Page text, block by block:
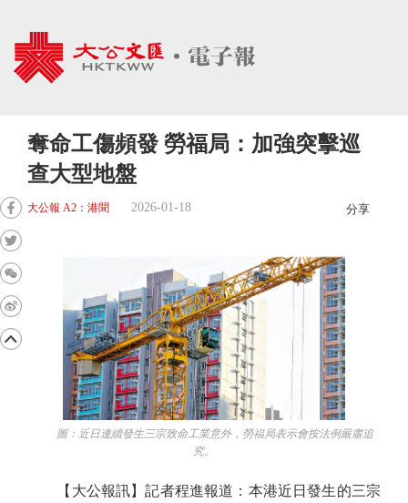
奪命工傷頻發 勞福局：加強突擊巡
查大型地盤
大公報 A2：港聞 2026-01-18 分享
圖：近日連續發生三宗致命工業意外，勞福局表示會按法例嚴肅追
究。
【大公報訊】記者程進報道：本港近日發生的三宗